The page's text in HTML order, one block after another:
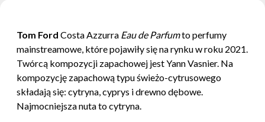
Tom Ford Costa Azzurra Eau de Parfumto perfumy
mainstreamowe, które pojawiły się na rynku w roku 2021.
Twórcą kompozycji zapachowej jest Yann Vasnier. Na
kompozycję zapachową typu świeżo-cytrusowego
składają się: cytryna, cyprys i drewno dębowe.
Najmocniejsza nuta to cytryna.